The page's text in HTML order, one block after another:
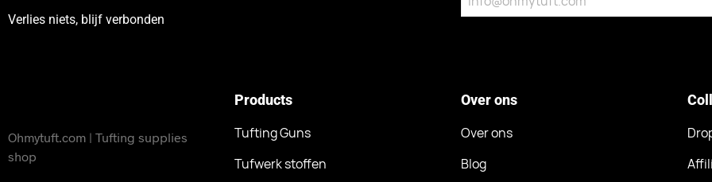
Verlies niets, blijf verbonden
Ohmytuft.com | Tufting supplies
shop
Products
Tufting Guns
Tufwerk stoffen
Over ons
Over ons
Blog